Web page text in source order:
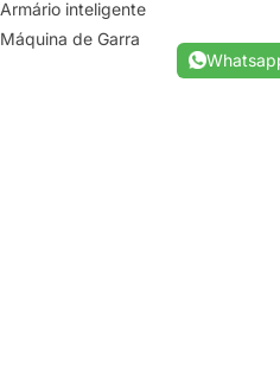
Armário inteligente
Máquina de Garra